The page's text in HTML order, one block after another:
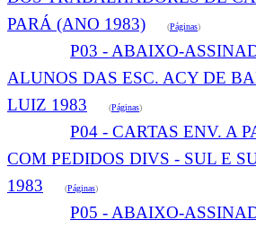
PARÁ (ANO 1983) (Páginas)
P03 - ABAIXO-
ALUNOS DAS ESC. ACY DE
LUIZ 1983 (Páginas)
P04 - CARTAS ENV. A
COM PEDIDOS DIVS - SUL E
1983 (Páginas)
P05 - ABAIXO-